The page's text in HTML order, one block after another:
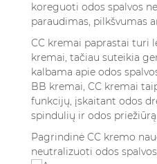
koreguoti odos spalvos
paraudimas, pilkšvumas
CC kremai paprastai turi
kremai, tačiau suteikia
kalbama apie odos
BB kremai, CC kremai
funkcijų, įskaitant odos
spindulių ir odos priežiūrą.
Pagrindinė CC kremo
neutralizuoti odos